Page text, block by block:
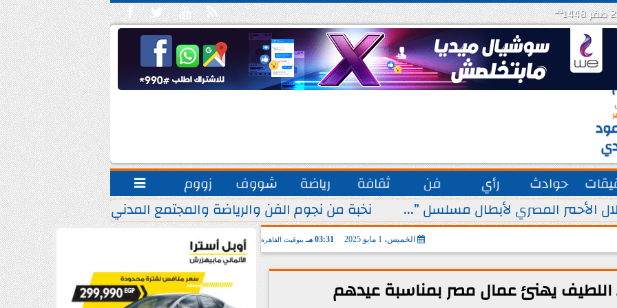
   

هـ
حوادث رأي فن ثقافة رياضة شووف زووم 
الأحمر المصري لأبطال مسلسل ”... نخبة من نجوم الفن والرياضة والمجتمع المدني.. يشاركون
الخميس، 1 مايو 2025 03:31 مـ بتوقيت القاهرة
يهنئ عمال مصر بمناسبة عيدهم